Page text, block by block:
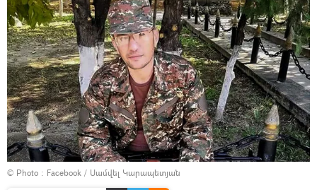
© Photo : Facebook / Սամվել Կարապետյան